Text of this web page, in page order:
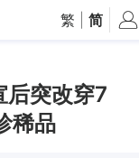
繁 简
后突改穿7
稀品